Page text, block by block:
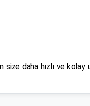
daha hızlı ve kolay